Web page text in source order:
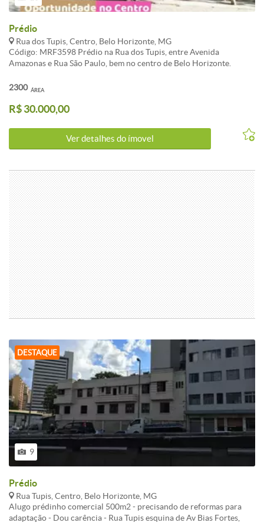
Prédio
Rua dos Tupis, Centro, Belo Horizonte, MG
Código: MRF3598 Prédio na Rua dos Tupis, entre Avenida
Amazonas e Rua São Paulo, bem no centro de Belo Horizonte.
seguinte forma: 1º piso: loja com 540 m2 de área em vão livre 2º e 3º
coletivos CARACTERISTICAS:Lavabo - Portão Eletrônico
ÁREA
2300
R$ 30.000,00
Ver detalhes do ímovel
DESTAQUE
9
Prédio
Rua Tupis, Centro, Belo Horizonte, MG
Alugo prédinho comercial 500m2 - precisando de reformas para
adaptação - Dou carência - Rua Tupis esquina de Av Bias Fortes,